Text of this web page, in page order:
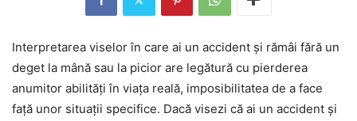
Interpretarea viselor în care ai un accident și rămâi fără un
deget la mână sau la picior are legătură cu pierderea
anumitor abilități în viața reală, imposibilitatea de a face
față unor situații specifice. Dacă visezi că ai un accident și